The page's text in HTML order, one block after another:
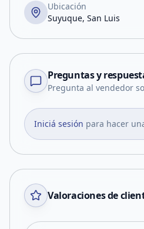
Ubicación
Suyuque, San Luis
Preguntas y
Pregunta al vendedor
Iniciá sesión para hacer
Valoraciones de